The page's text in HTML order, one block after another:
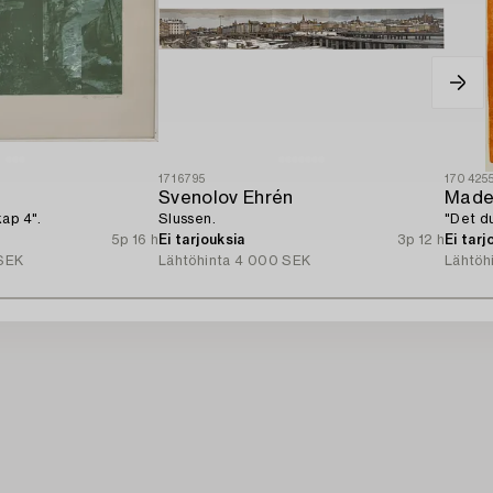
4".
5p 16 h
1716795
Svenolov Ehrén
Slussen.
Ei tarjouksia
3p 12 h
Lähtöhinta 4 000 SEK
"Det
Ei